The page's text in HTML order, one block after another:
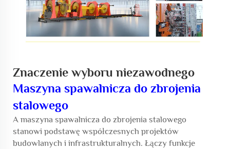
Znaczenie wyboru niezawodnego
Maszyna spawalnicza do zbrojenia
stalowego
A maszyna spawalnicza do zbrojenia stalowego
stanowi podstawę współczesnych projektów
budowlanych i infrastrukturalnych. Łączy funkcje